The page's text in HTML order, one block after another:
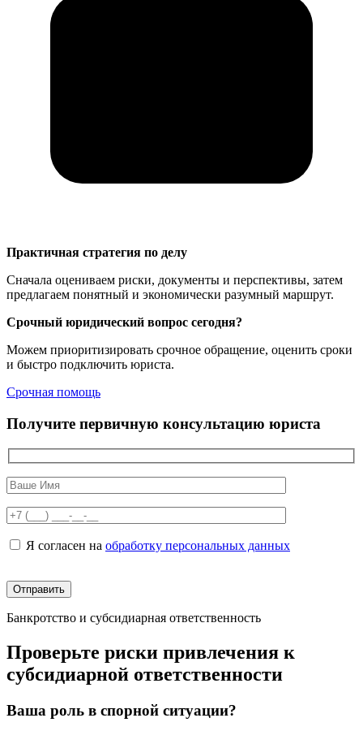
Практичная стратегия по делу
Сначала оцениваем риски, документы и перспективы, затем
предлагаем понятный и экономически разумный маршрут.
Срочный юридический вопрос сегодня?
Можем приоритизировать срочное обращение, оценить сроки
и быстро подключить юриста.
Срочная помощь
Получите первичную консультацию юриста
Я согласен на обработку персональных данных
Банкротство и субсидиарная ответственность
Проверьте риски привлечения к
субсидиарной ответственности
Ваша роль в спорной ситуации?